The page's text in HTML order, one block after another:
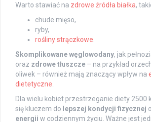
Warto stawiać na zdrowe źródła białka,
chude mięso,
ryby,
rośliny strączkowe.
Skomplikowane węglowodany, jak
oraz zdrowe tłuszcze – na przykład
oliwek – również mają znaczący wpływ na
dietetyczne.
Dla wielu kobiet przestrzeganie diety 2500
się kluczem do lepszej kondycji fizycznej
energii w codziennym życiu. Ważne jest